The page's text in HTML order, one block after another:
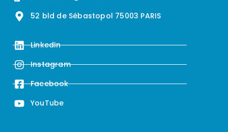
52 bld de Sébastopol 75003 PARIS
LinkedIn
Instagram
Facebook
YouTube